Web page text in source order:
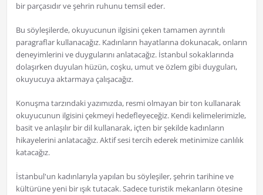
bir parçasıdır ve şehrin ruhunu temsil eder.
Bu söyleşilerde, okuyucunun ilgisini çeken tamamen ayrıntılı
paragraflar kullanacağız. Kadınların hayatlarına dokunacak, onların
deneyimlerini ve duygularını anlatacağız. İstanbul sokaklarında
dolaşırken duyulan hüzün, coşku, umut ve özlem gibi duyguları,
okuyucuya aktarmaya çalışacağız.
Konuşma tarzındaki yazımızda, resmi olmayan bir ton kullanarak
okuyucunun ilgisini çekmeyi hedefleyeceğiz. Kendi kelimelerimizle,
basit ve anlaşılır bir dil kullanarak, içten bir şekilde kadınların
hikayelerini anlatacağız. Aktif sesi tercih ederek metinimize canlılık
katacağız.
İstanbul'un kadınlarıyla yapılan bu söyleşiler, şehrin tarihine ve
kültürüne yeni bir ışık tutacak. Sadece turistik mekanların ötesine